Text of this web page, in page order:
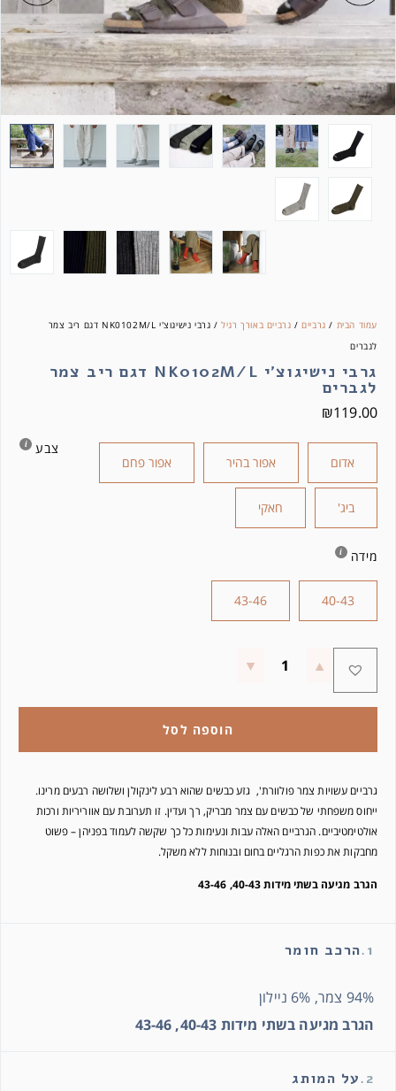
עמוד הבית / גרביים/ גרביים באורך רגיל
/ גרבי נישיגוצ'י NK0102M/L דגם ריב צמר
לגברים
גרבי נישיגוצ'י NK0102M/L דגם ריב צמר
לגברים
₪119.00
צבע
אדום
אפור בהיר אפור פחם
ביג' חאקי
מידה
40-43
43-46
הוספה לסל
גרביים עשויות צמר פולוורת', גזע כבשים שהוא רבע לינקולן ושלושה רבעים מרינו.
ייחוס משפחתי של כבשים עם צמר מבריק, רך ועדין. זו תערובת עם אווריריות ורכות
אולטימטיביים. הגרביים האלה עבות ונעימות כל כך שקשה לעמוד בפניהן – פשוט
מחבקות את כפות הרגליים בחום ובנוחות ללא משקל.
הגרב מגיעה בשתי מידות 40-43, 43-46
1. הרכב חומר
94% צמר, 6% ניילון
הגרב מגיעה בשתי מידות 40-43, 43-46
2. על המותג